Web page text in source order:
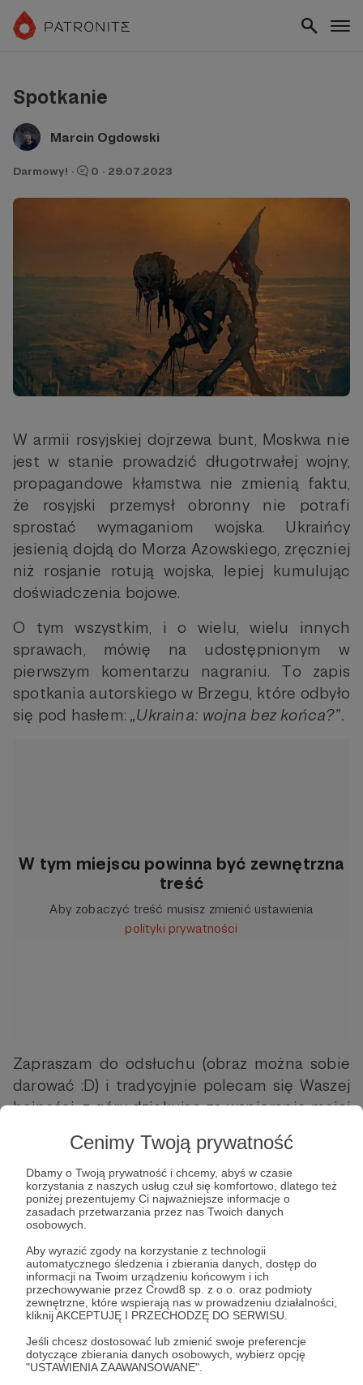
Cenimy Twoją prywatność
Dbamy o Twoją prywatność i chcemy, abyś w czasie
korzystania z naszych usług czuł się komfortowo, dlatego też
poniżej prezentujemy Ci najważniejsze informacje o
zasadach przetwarzania przez nas Twoich danych
osobowych.
Aby wyrazić zgody na korzystanie z technologii
automatycznego śledzenia i zbierania danych, dostęp do
informacji na Twoim urządzeniu końcowym i ich
przechowywanie przez Crowd8 sp. z o.o. oraz podmioty
zewnętrzne, które wspierają nas w prowadzeniu działalności,
kliknij AKCEPTUJĘ I PRZECHODZĘ DO SERWISU.
Jeśli chcesz dostosować lub zmienić swoje preferencje
dotyczące zbierania danych osobowych, wybierz opcję
"USTAWIENIA ZAAWANSOWANE".
Spotkanie
Marcin Ogdowski
Darmowy! · 0 · 29.07.2023
W armii rosyjskiej dojrzewa bunt, Moskwa nie
jest w stanie prowadzić długotrwałej wojny,
propagandowe kłamstwa nie zmienią faktu,
że rosyjski przemysł obronny nie potrafi
sprostać wymaganiom wojska. Ukraińcy
jesienią dojdą do Morza Azowskiego, zręczniej
niż rosjanie rotują wojska, lepiej kumulując
doświadczenia bojowe.
O tym wszystkim, i o wielu, wielu innych
sprawach, mówię na udostępnionym w
pierwszym komentarzu nagraniu. To zapis
spotkania autorskiego w Brzegu, które odbyło
się pod hasłem:„Ukraina: wojna bez końca?”.
W tym miejscu powinna być zewnętrzna
treść
Aby zobaczyć treść musisz zmienić ustawienia
polityki prywatności
Zapraszam do odsłuchu (obraz można sobie
darować :D) i tradycyjnie polecam się Waszej
hojności, z góry dziękując za wspieranie mojej